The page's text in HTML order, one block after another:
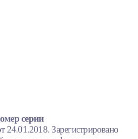
серии
Зарегистрировано